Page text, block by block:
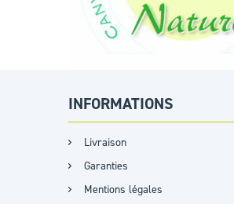
INFORMATIONS
Livraison
Garanties
Mentions légales